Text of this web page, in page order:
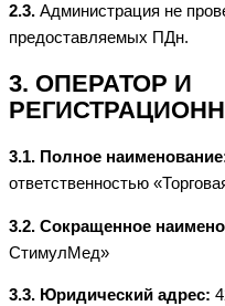
2.3. Администрация не
предоставляемых ПДн.
3. ОПЕРАТОР И
3.1. Полное
ответственностью
3.2. Сокращенное
СтимулМед»
3.3. Юридический адрес: